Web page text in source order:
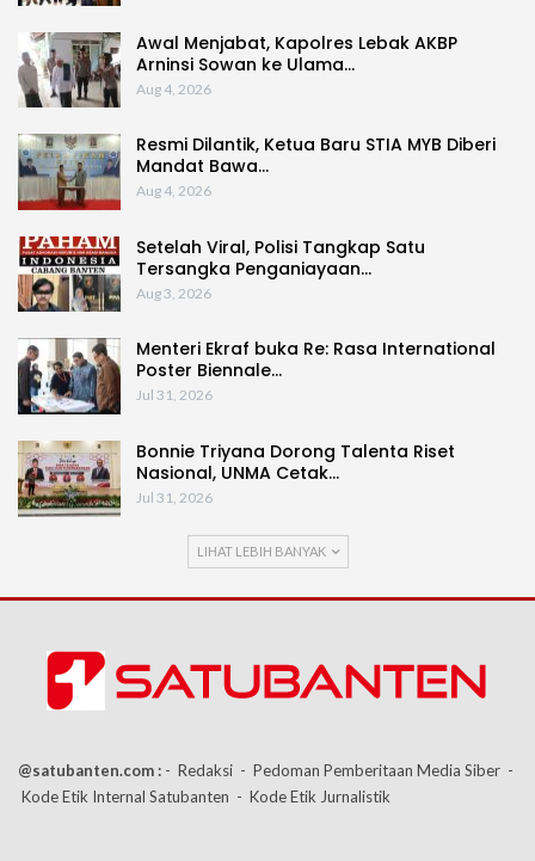
Awal Menjabat, Kapolres Lebak AKBP
Arninsi Sowan ke Ulama…
Aug 4, 2026
Resmi Dilantik, Ketua Baru STIA MYB Diberi
Mandat Bawa…
Aug 4, 2026
Setelah Viral, Polisi Tangkap Satu
Tersangka Penganiayaan…
Aug 3, 2026
Menteri Ekraf buka Re: Rasa International
Poster Biennale…
Jul 31, 2026
Bonnie Triyana Dorong Talenta Riset
Nasional, UNMA Cetak…
Jul 31, 2026
LIHAT LEBIH BANYAK
@satubanten.com : - Redaksi - Pedoman Pemberitaan Media Siber -
Kode Etik Internal Satubanten - Kode Etik Jurnalistik